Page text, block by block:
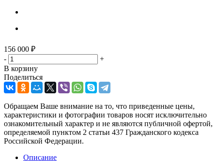
156 000 ₽
-
+
В корзину
Поделиться
Обращаем Ваше внимание на то, что приведенные цены,
характеристики и фотографии товаров носят исключительно
ознакомительный характер и не являются публичной офертой,
определяемой пунктом 2 статьи 437 Гражданского кодекса
Российской Федерации.
Описание